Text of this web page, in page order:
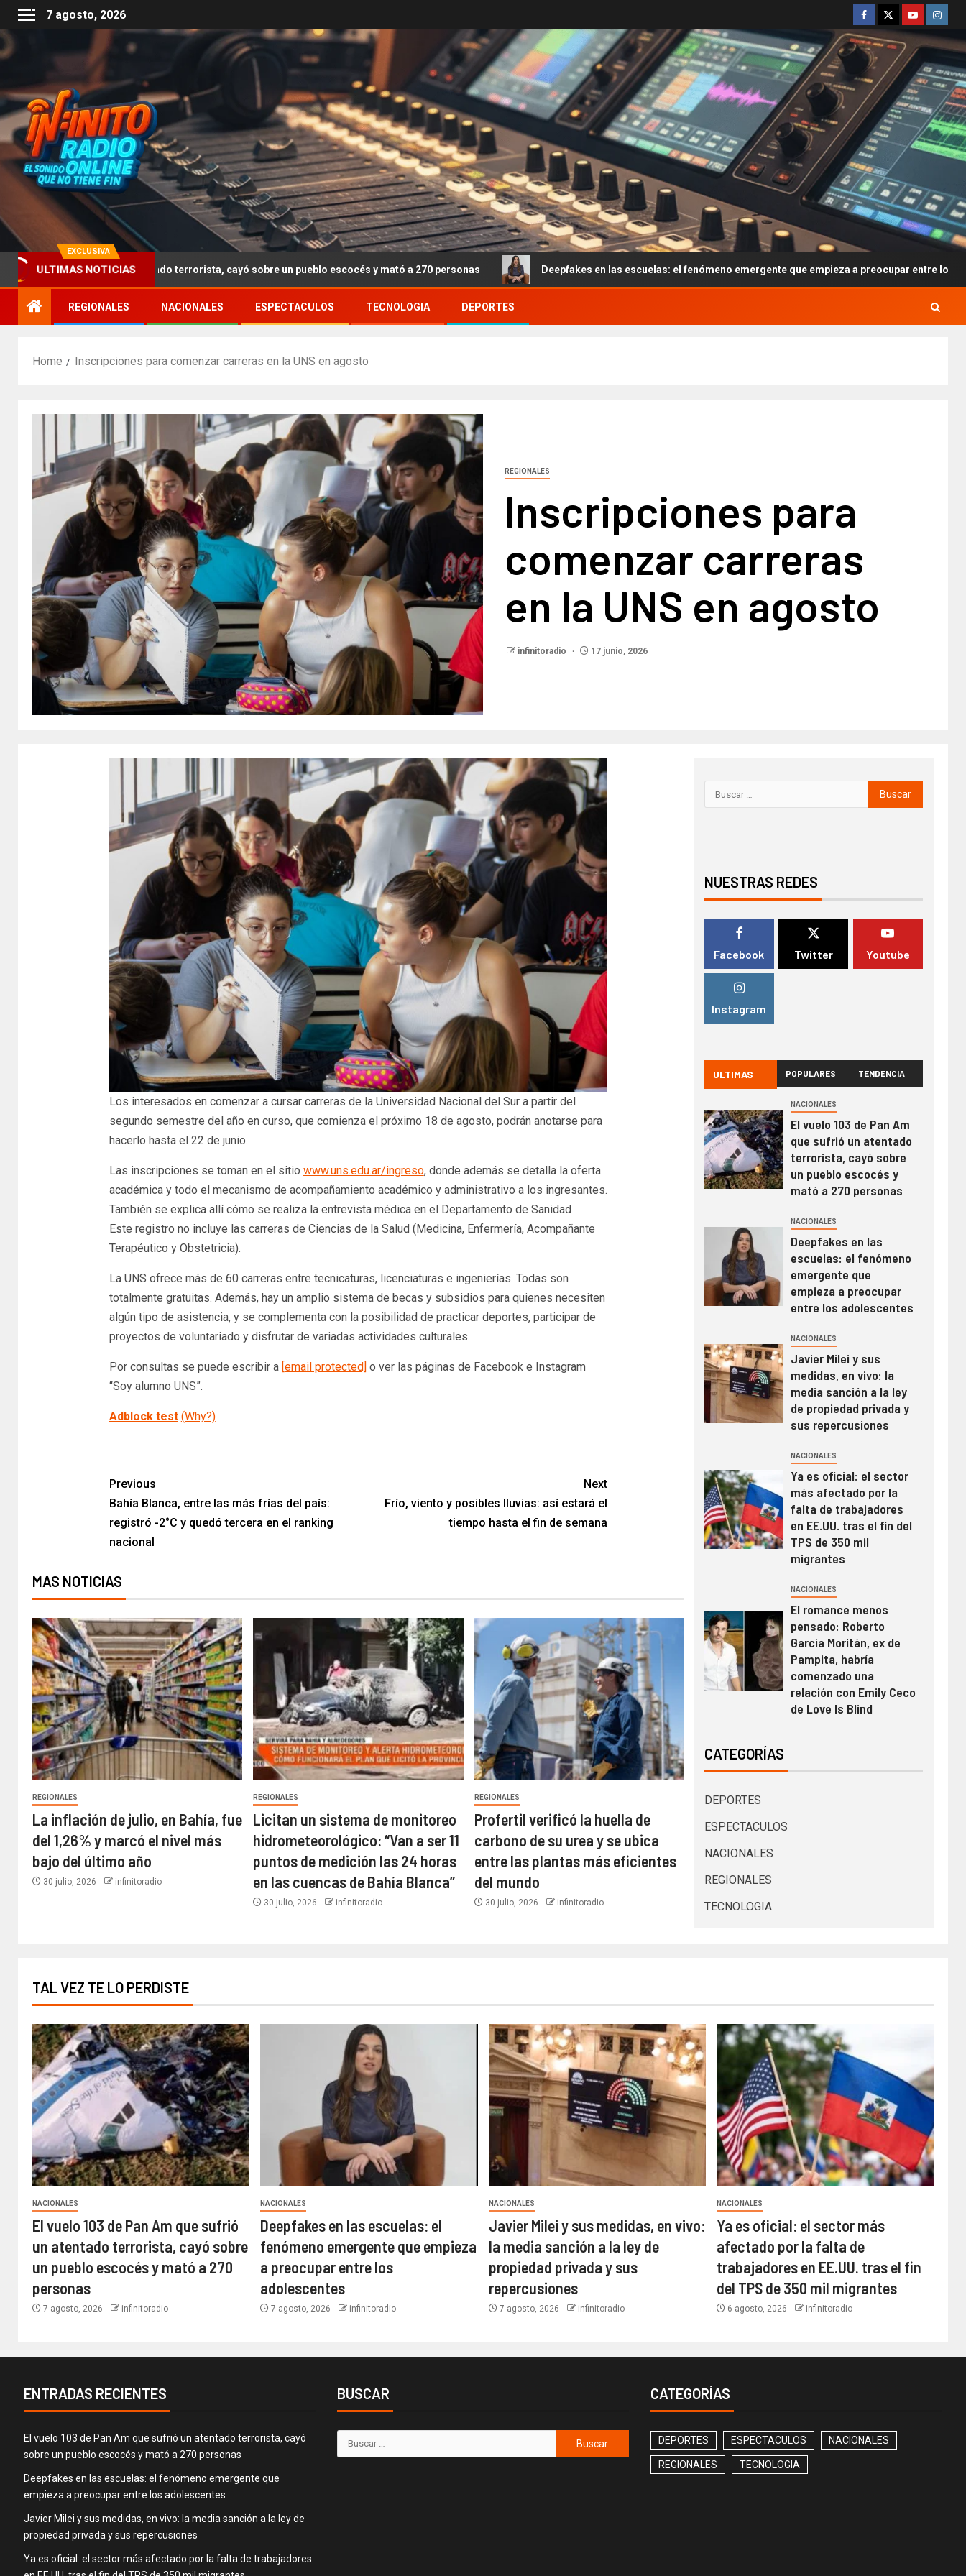
7 agosto, 2026
EXCLUSIVA
ULTIMAS NOTICIAS
sufrió un atentado terrorista, cayó sobre un pueblo escocés y mató a 270 personas Deepfakes en las escuelas: el fenómeno emergente que empieza a preocupar entre los adolescentes
REGIONALES NACIONALES ESPECTACULOS TECNOLOGIA DEPORTES
Home Inscripciones para comenzar carreras en la UNS en agosto​
REGIONALES
Inscripciones para
comenzar carreras
en la UNS en agosto​
infinitoradio 17 junio, 2026
Los interesados en comenzar a cursar carreras de la Universidad Nacional del Sur a partir del
segundo semestre del año en curso, que comienza el próximo 18 de agosto, podrán anotarse para
hacerlo hasta el 22 de junio.
Las inscripciones se toman en el sitio www.uns.edu.ar/ingreso, donde además se detalla la oferta
académica y todo el mecanismo de acompañamiento académico y administrativo a los ingresantes.
También se explica allí cómo se realiza la entrevista médica en el Departamento de Sanidad
Este registro no incluye las carreras de Ciencias de la Salud (Medicina, Enfermería, Acompañante
Terapéutico y Obstetricia).
La UNS ofrece más de 60 carreras entre tecnicaturas, licenciaturas e ingenierías. Todas son
totalmente gratuitas. Además, hay un amplio sistema de becas y subsidios para quienes necesiten
algún tipo de asistencia, y se complementa con la posibilidad de practicar deportes, participar de
proyectos de voluntariado y disfrutar de variadas actividades culturales.
Por consultas se puede escribir a [email protected] o ver las páginas de Facebook e Instagram
“Soy alumno UNS”.
Adblock test (Why?)
Previous
Bahía Blanca, entre las más frías del país:
registró -2°C y quedó tercera en el ranking
nacional​
Next
Frío, viento y posibles lluvias: así estará el
tiempo hasta el fin de semana​
MAS NOTICIAS
REGIONALES
La inflación de julio, en Bahía, fue
del 1,26% y marcó el nivel más
bajo del último año​
30 julio, 2026 infinitoradio
REGIONALES
Licitan un sistema de monitoreo
hidrometeorológico: “Van a ser 11
puntos de medición las 24 horas
en las cuencas de Bahía Blanca”​
30 julio, 2026 infinitoradio
REGIONALES
Profertil verificó la huella de
carbono de su urea y se ubica
entre las plantas más eficientes
del mundo​
30 julio, 2026 infinitoradio
NUESTRAS REDES
Facebook Twitter Youtube
Instagram
ULTIMAS POPULARES TENDENCIA
NACIONALES
El vuelo 103 de Pan Am
que sufrió un atentado
terrorista, cayó sobre
un pueblo escocés y
mató a 270 personas
NACIONALES
Deepfakes en las
escuelas: el fenómeno
emergente que
empieza a preocupar
entre los adolescentes
NACIONALES
Javier Milei y sus
medidas, en vivo: la
media sanción a la ley
de propiedad privada y
sus repercusiones
NACIONALES
Ya es oficial: el sector
más afectado por la
falta de trabajadores
en EE.UU. tras el fin del
TPS de 350 mil
migrantes
NACIONALES
El romance menos
pensado: Roberto
García Moritán, ex de
Pampita, habría
comenzado una
relación con Emily Ceco
de Love Is Blind
CATEGORÍAS
DEPORTES
ESPECTACULOS
NACIONALES
REGIONALES
TECNOLOGIA
TAL VEZ TE LO PERDISTE
NACIONALES
El vuelo 103 de Pan Am que sufrió
un atentado terrorista, cayó sobre
un pueblo escocés y mató a 270
personas
7 agosto, 2026 infinitoradio
NACIONALES
Deepfakes en las escuelas: el
fenómeno emergente que empieza
a preocupar entre los
adolescentes
7 agosto, 2026 infinitoradio
NACIONALES
Javier Milei y sus medidas, en vivo:
la media sanción a la ley de
propiedad privada y sus
repercusiones
7 agosto, 2026 infinitoradio
NACIONALES
Ya es oficial: el sector más
afectado por la falta de
trabajadores en EE.UU. tras el fin
del TPS de 350 mil migrantes
6 agosto, 2026 infinitoradio
ENTRADAS RECIENTES
El vuelo 103 de Pan Am que sufrió un atentado terrorista, cayó
sobre un pueblo escocés y mató a 270 personas
Deepfakes en las escuelas: el fenómeno emergente que
empieza a preocupar entre los adolescentes
Javier Milei y sus medidas, en vivo: la media sanción a la ley de
propiedad privada y sus repercusiones
Ya es oficial: el sector más afectado por la falta de trabajadores
BUSCAR CATEGORÍAS
DEPORTES ESPECTACULOS NACIONALES
REGIONALES TECNOLOGIA